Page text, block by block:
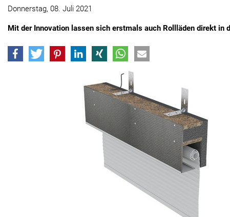
Donnerstag, 08. Juli 2021
Mit der Innovation lassen sich erstmals auch Rollläden direkt in